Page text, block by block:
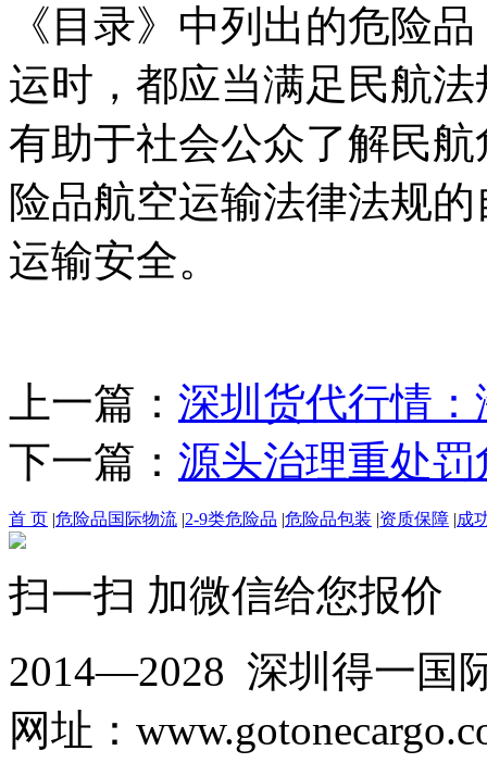
《目录》中列出的危险
运时，都应当满足民航
有助于社会公众了解民
险品航空运输法律法规
运输安全。
上一篇： 深圳货代行情
下一篇： 源头治理重处
首 页 |危险品国际物流 |2-9类危险品 |危险品包装 |资质保障 |成
扫一扫 加微信给您报价
2014—2028 深圳得一国
网址：